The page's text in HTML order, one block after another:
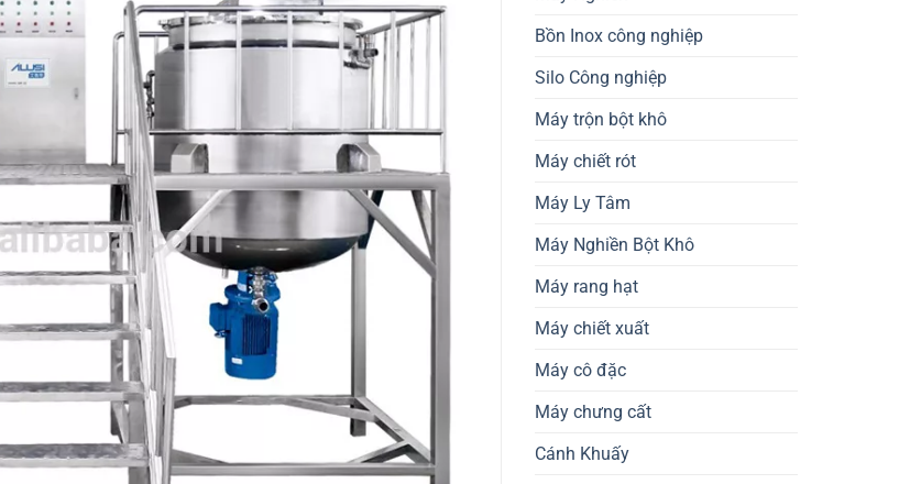
Bồn Inox công nghiệp
Silo Công nghiệp
Máy trộn bột khô
Máy chiết rót
Máy Ly Tâm
Máy Nghiền Bột Khô
Máy rang hạt
Máy chiết xuất
Máy cô đặc
Máy chưng cất
Cánh Khuấy